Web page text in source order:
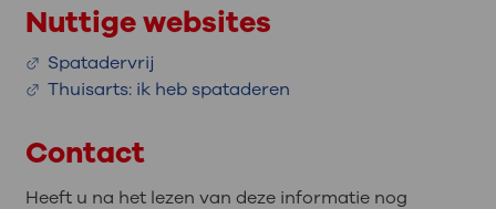
Nuttige websites
Spatadervrij
Thuisarts: ik heb spataderen
Contact
Heeft u na het lezen van deze informatie nog